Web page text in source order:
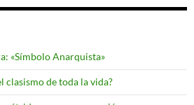
«Símbolo Anarquista»
clasismo de toda la vida?